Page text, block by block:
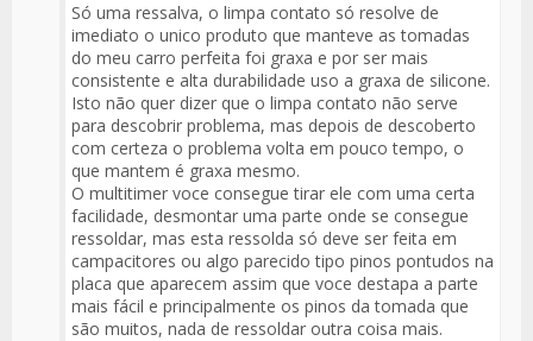
Só uma ressalva, o limpa contato só resolve de
imediato o unico produto que manteve as tomadas
do meu carro perfeita foi graxa e por ser mais
consistente e alta durabilidade uso a graxa de silicone.
Isto não quer dizer que o limpa contato não serve
para descobrir problema, mas depois de descoberto
com certeza o problema volta em pouco tempo, o
que mantem é graxa mesmo.
O multitimer voce consegue tirar ele com uma certa
facilidade, desmontar uma parte onde se consegue
ressoldar, mas esta ressolda só deve ser feita em
campacitores ou algo parecido tipo pinos pontudos na
placa que aparecem assim que voce destapa a parte
mais fácil e principalmente os pinos da tomada que
são muitos, nada de ressoldar outra coisa mais.